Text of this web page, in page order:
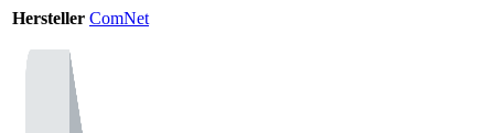
Hersteller ComNet